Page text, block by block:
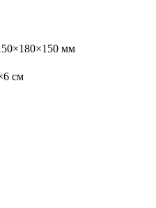
мм
см